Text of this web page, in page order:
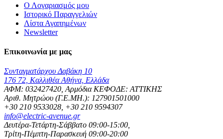
Ο Λογαριασμός μου
Ιστορικό Παραγγελιών
Λίστα Αγαπημένων
Newsletter
Επικοινωνία με μας
Συνταγματάρχου Δαβάκη 10
176 72, Καλλιθέα Αθήνα, Ελλάδα
ΑΦΜ: 032427420, Αρμόδια ΚΕΦΟΔΕ: ΑΤΤΙΚΗΣ
Αριθ. Μητρώου (Γ.Ε.ΜΗ.): 127901501000
+30 210 9533028, +30 210 9594307
info@electric-avenue.gr
Δευτέρα-Τετάρτη-Σάββατο 09:00-15:00,
Τρίτη-Πέμπτη-Παρασκευή 09:00-20:00